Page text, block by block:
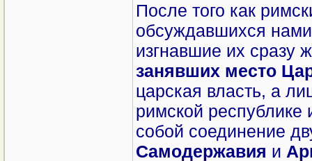
После того как
обсуждавшихся
изгнавшие их сразу
занявших место
царская власть, а
римской
собой соединение
Самодержавия и